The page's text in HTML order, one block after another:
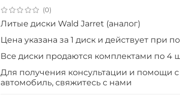
(0)
Литые диски Wald Jarret (аналог)
Цена указана за 1 диск и действует при
Все диски продаютcя комплектами по 4
Для получения консультации и помощи
автомобиль, свяжитесь с нами